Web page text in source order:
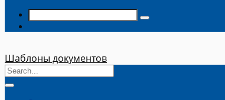
Шаблоны документов